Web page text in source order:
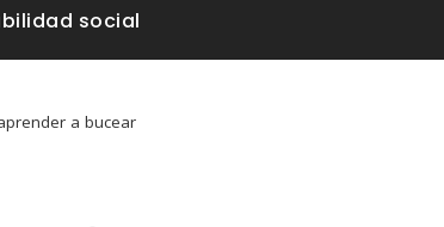
social
a bucear